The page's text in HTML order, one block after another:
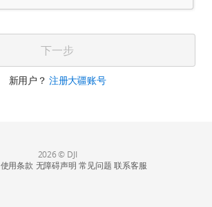
下一步
新用户？注册大疆账号
2026 © DJI
使用条款 无障碍声明 常见问题 联系客服